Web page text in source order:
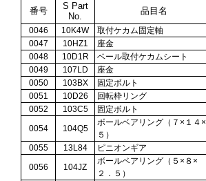
番号
S Part
No.
品目名
0046 10K4W 取付ケカム固定軸
0047
10HZ1 座金
0048
10D1R ベール取付ケカムシート
0049
107LD 座金
0050
103BX 固定ボルト
0051
10D26 回転枠リング
0052
103C5 固定ボルト
0054
104Q5
ボールベアリング（７×１４×
５）
0055
13L84 ピニオンギア
0056
104JZ
ボールベアリング（５×８×
２．５）